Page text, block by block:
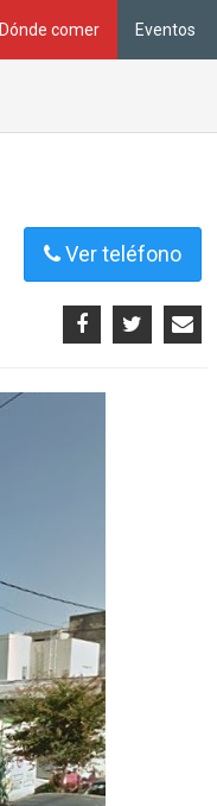
Dónde comer Eventos
Ver teléfono